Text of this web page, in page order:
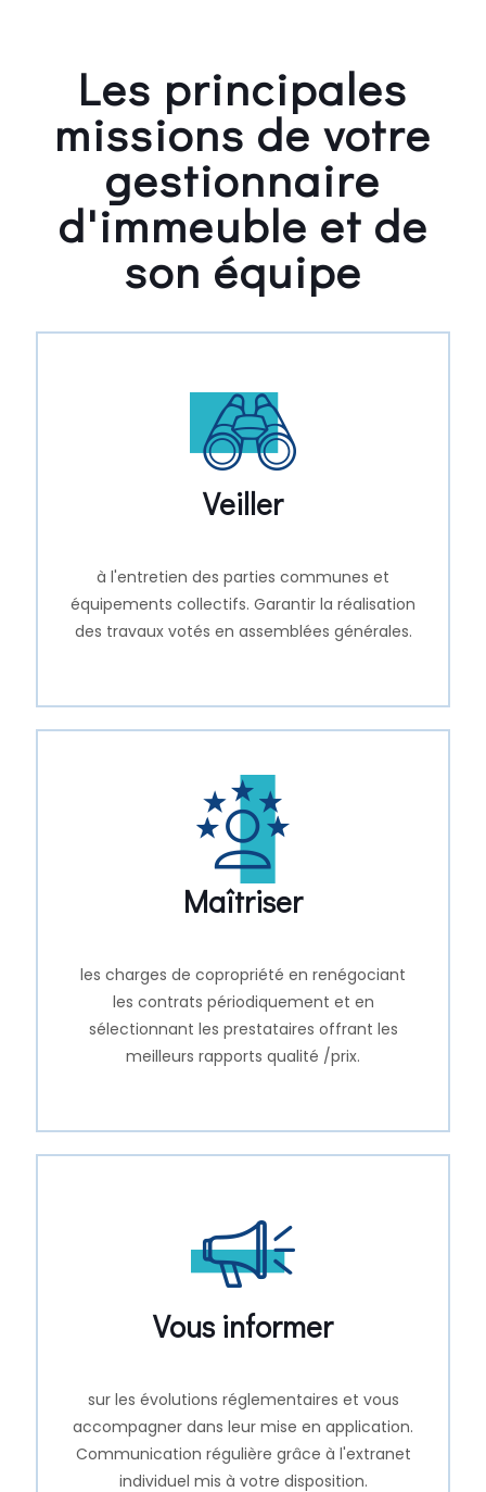
Les principales
missions de votre
gestionnaire
d'immeuble et de
son équipe
Veiller
à l'entretien des parties communes et
équipements collectifs. Garantir la réalisation
des travaux votés en assemblées générales.
Maîtriser
les charges de copropriété en renégociant
les contrats périodiquement et en
sélectionnant les prestataires offrant les
meilleurs rapports qualité /prix.
Vous informer
sur les évolutions réglementaires et vous
accompagner dans leur mise en application.
Communication régulière grâce à l'extranet
individuel mis à votre disposition.